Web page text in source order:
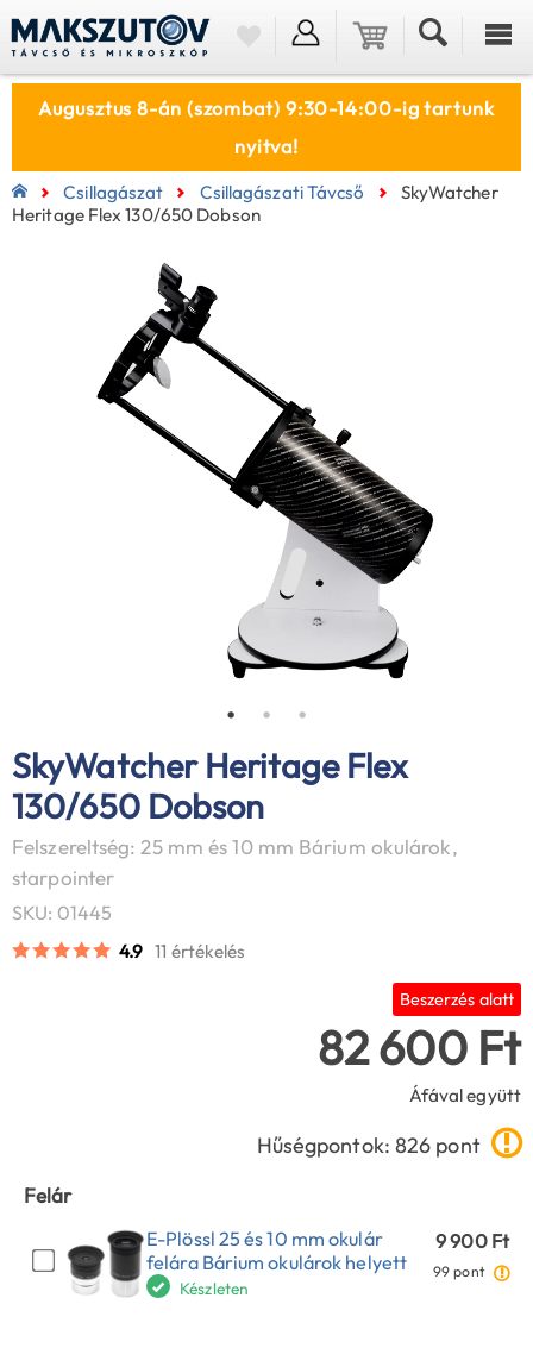
Augusztus 8-án (szombat) 9:30-14:00-ig tartunk
nyitva!
Csillagászat Csillagászati Távcső
SkyWatcher
Heritage Flex 130/650 Dobson
SkyWatcher Heritage Flex
130/650 Dobson
Felszereltség: 25 mm és 10 mm Bárium okulárok,
starpointer
SKU: 01445
4.9 11 értékelés
Beszerzés alatt
82 600 Ft
Áfával együtt
Hűségpontok: 826 pont
Felár
E-Plössl 25 és 10 mm okulár
felára Bárium okulárok helyett
Készleten
9 900 Ft
99 pont